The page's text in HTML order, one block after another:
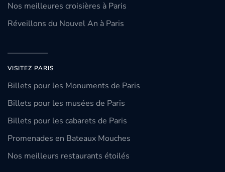
Nos meilleures croisières à Paris
Réveillons du Nouvel An à Paris
VISITEZ PARIS
Billets pour les Monuments de Paris
Billets pour les musées de Paris
Billets pour les cabarets de Paris
Promenades en Bateaux Mouches
Nos meilleurs restaurants étoilés